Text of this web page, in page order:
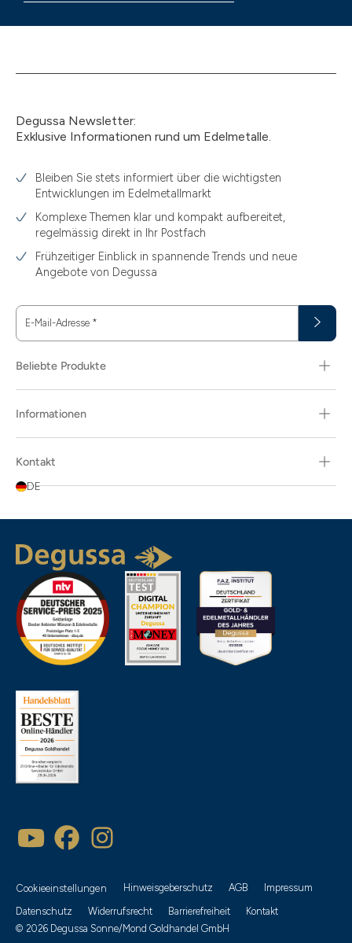
Degussa Newsletter:
Exklusive Informationen rund um Edelmetalle.
Bleiben Sie stets informiert über die wichtigsten
Entwicklungen im Edelmetallmarkt
Komplexe Themen klar und kompakt aufbereitet,
regelmässig direkt in Ihr Postfach
Frühzeitiger Einblick in spannende Trends und neue
Angebote von Degussa
E-Mail-Adresse *
Beliebte Produkte
Informationen
Kontakt
DE
Cookieeinstellungen Hinweisgeberschutz AGB
Impressum
Datenschutz
Widerrufsrecht Barrierefreiheit
Kontakt
© 2026 Degussa Sonne/Mond Goldhandel GmbH